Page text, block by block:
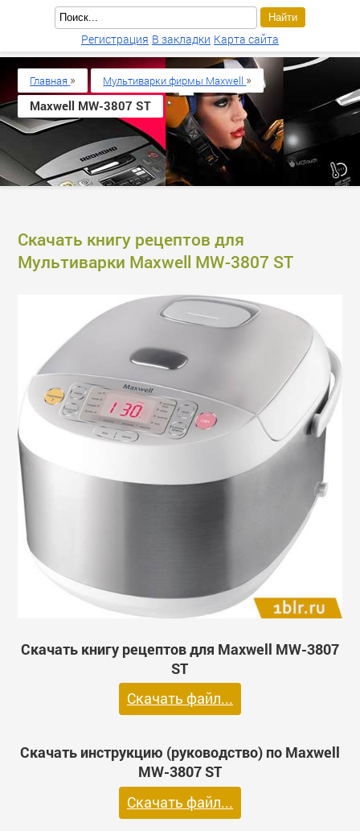
Скачать книгу рецептов для
Мультиварки Maxwell MW-3807 ST
Скачать книгу рецептов для Maxwell MW-3807
ST
Скачать файл...
Скачать инструкцию (руководство) по Maxwell
MW-3807 ST
Скачать файл...
Главная » Мультиварки фирмы Maxwell »
Maxwell MW-3807 ST
Регистрация В закладки Карта сайта